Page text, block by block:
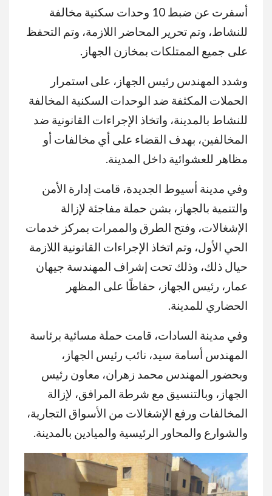
أسفرت عن ضبط 10 وحدات سكنية مخالفة
للنشاط، وتم تحرير المحاضر اللازمة، وتم التحفظ
على جميع الممتلكات بمخازن الجهاز.
وشدد المهندس رئيس الجهاز، على استمرار
الحملات المكثفة ضد الوحدات السكنية المخالفة
للنشاط بالمدينة، واتخاذ الإجراءات القانونية ضد
المخالفين، بهدف القضاء على أي مخالفات أو
مظاهر للعشوائية داخل المدينة.
وفي مدينة أسيوط الجديدة، قامت إدارة الأمن
والتنمية بالجهاز، بشن حملة مفاجئة لإزالة
الإشغالات، وفتح الطرق والممرات بمركز خدمات
الحي الأول، وتم اتخاذ الإجراءات القانونية اللازمة
حيال ذلك، وذلك تحت إشراف المهندسة جيهان
عمار، رئيس الجهاز، حفاظًا على المظهر
الحضاري للمدينة.
وفي مدينة السادات، قامت حملة مسائية برئاسة
المهندس أسامة سيد، نائب رئيس الجهاز،
وبحضور المهندس محمد زهران، معاون رئيس
الجهاز، وبالتنسيق مع شرطة المرافق، لإزالة
المخالفات ورفع الإشغالات من الأسواق التجارية،
والشوارع والمحاور الرئيسية والميادين بالمدينة.